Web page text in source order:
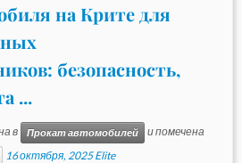
на Крите для
безопасность,
...
в Прокат автомобилей и помечена
16 октября, 2025 Elite